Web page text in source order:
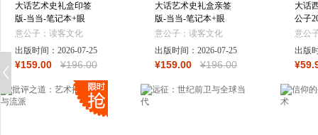
大话艺术史礼盒印签
版-当当-笔记本+眼
罩+飞机盒+贴纸
意公子；读客文化
出品
出版时间： 2026-07-25
¥159.00 ¥196.00
大话艺术史礼盒亲签
版-当当-笔记本+眼
罩+飞机盒+贴纸+亲
签及编码
意公子；读客文化
出品
出版时间： 2026-07-25
¥159.00 ¥196.00
大话
公子
装帧
全新
精讲
民艺
意公
出品
出版
¥59